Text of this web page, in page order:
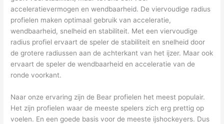
acceleratievermogen en wendbaarheid. De viervoudige radius
profielen maken optimaal gebruik van acceleratie,
wendbaarheid, snelheid en stabiliteit. Met een viervoudige
radius profiel ervaart de speler de stabiliteit en snelheid door
de grotere radiussen aan de achterkant van het ijzer. Maar ook
ervaart de speler de wendbaarheid en acceleratie van de
ronde voorkant.
Naar onze ervaring zijn de Bear profielen het meest populair.
Het zijn profielen waar de meeste spelers zich erg prettig op
voelen. En een goede basis voor de meeste ijshockeyers. Dus